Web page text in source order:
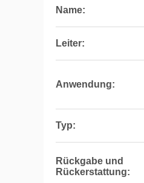
Name:
Leiter:
Anwendung:
Typ:
Rückgabe und
Rückerstattung: